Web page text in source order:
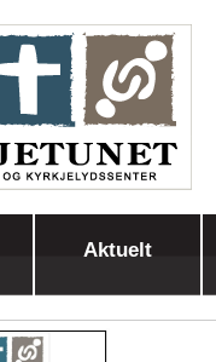
Aktuelt